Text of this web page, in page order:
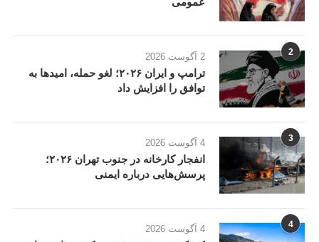
2 2 آگوست 2026
ترامپ و ایران ۲۰۲۶؛ لغو حمله، امیدها به
توافق را افزایش داد
3 4 آگوست 2026
انفجار کارخانه در جنوب تهران ۲۰۲۶؛
پرسش‌هایی درباره ایمنی
4 4 آگوست 2026